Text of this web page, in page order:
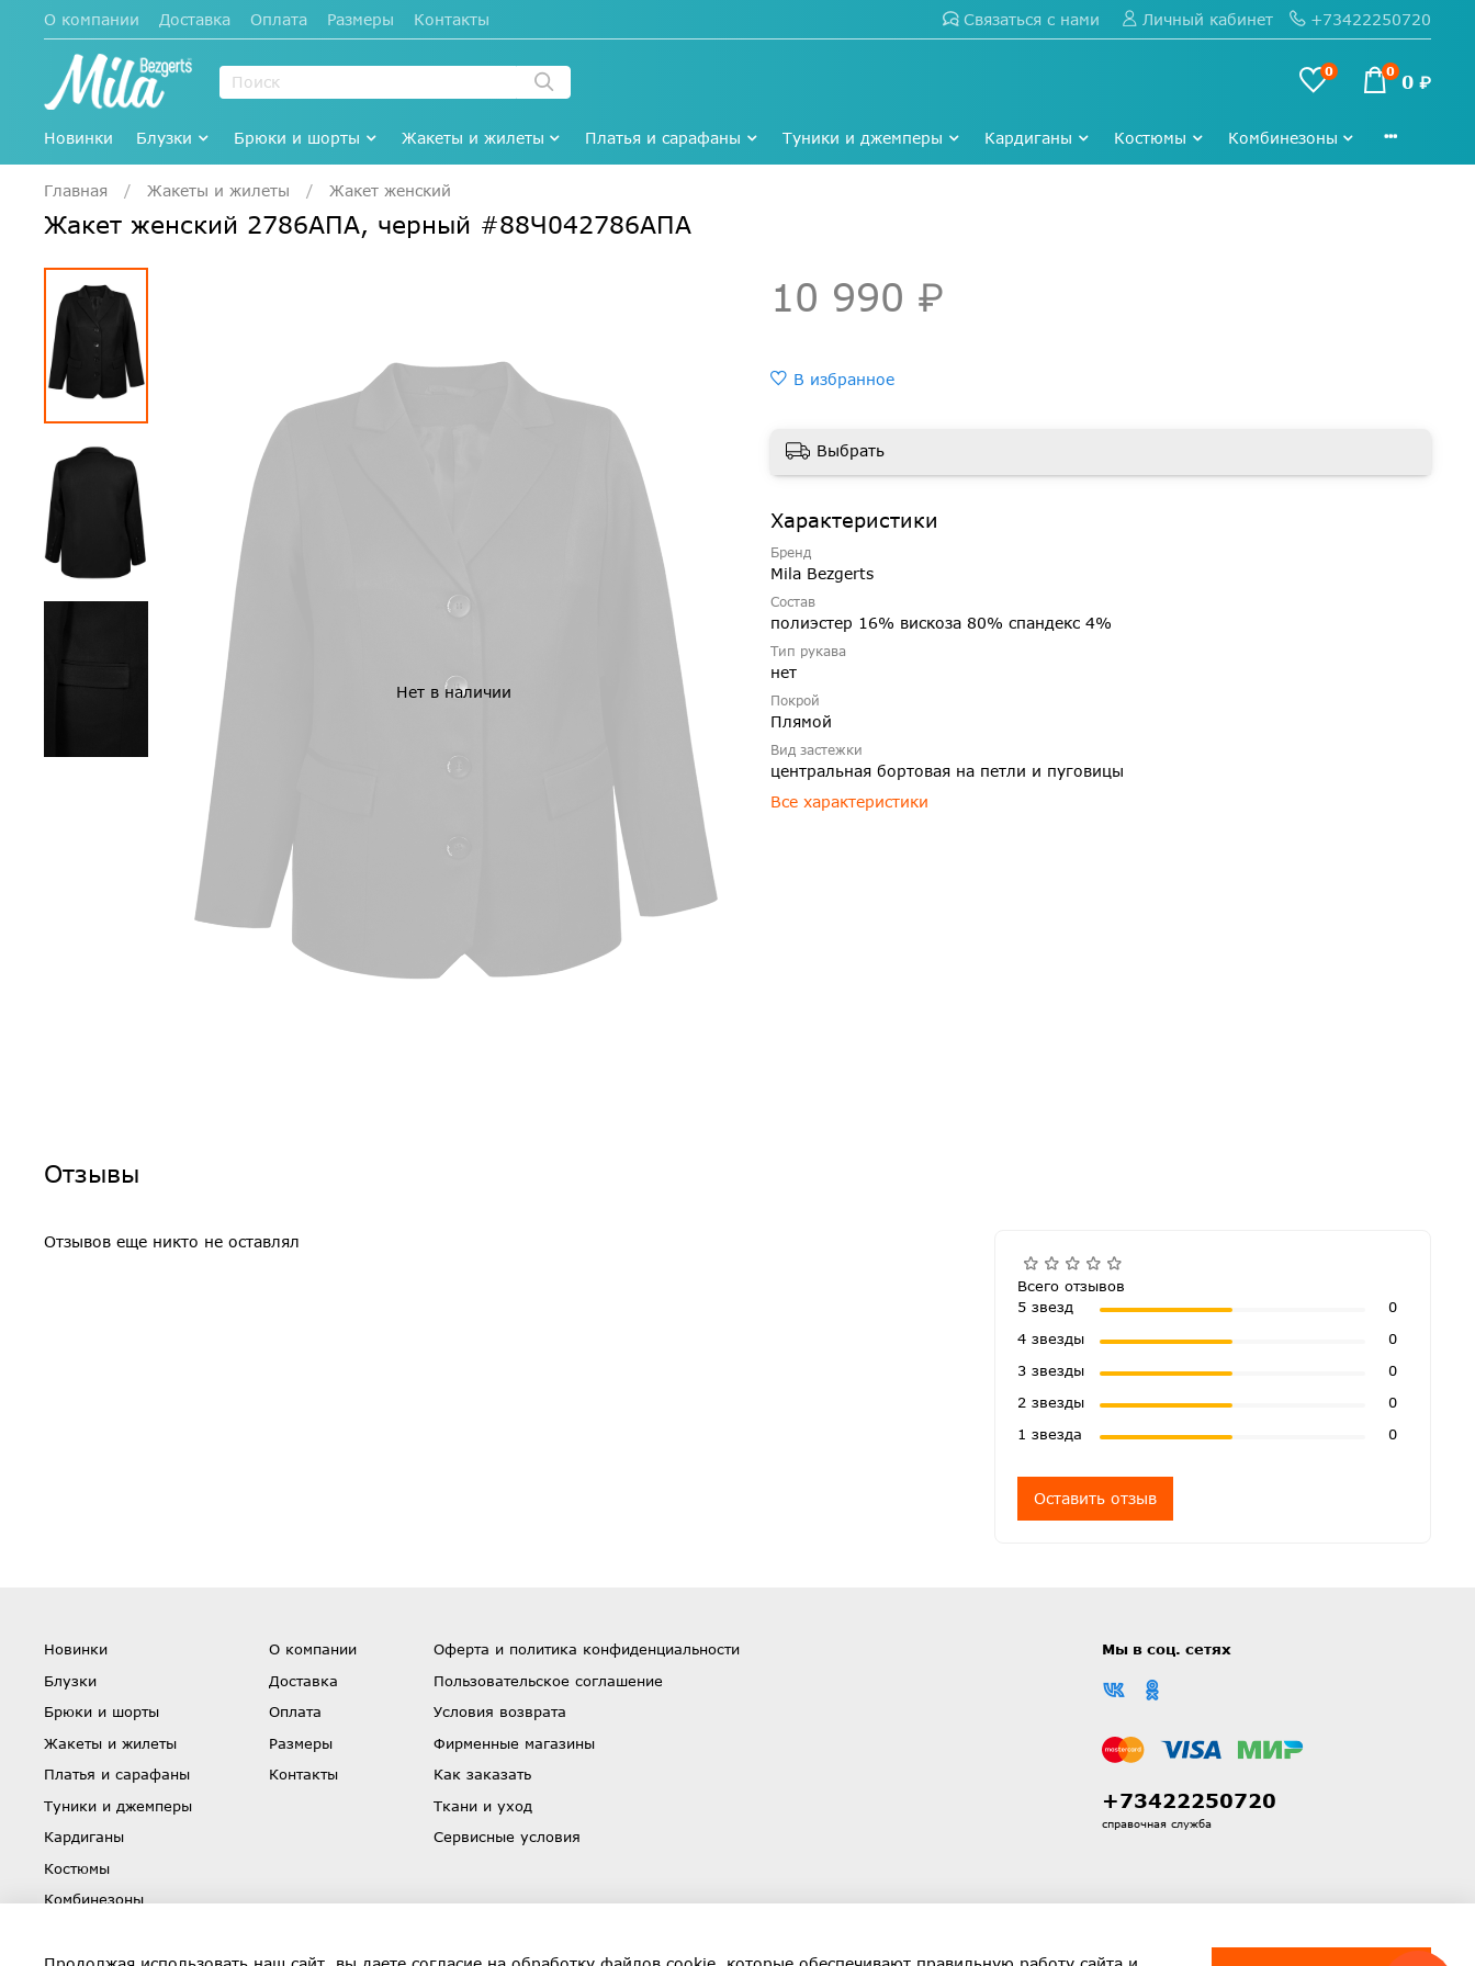
О компании Доставка Оплата Размеры Контакты Связаться с нами Личный кабинет +73422250720
0 0 0 ₽
Новинки Блузки Брюки и шорты Жакеты и жилеты Платья и сарафаны Туники и джемперы Кардиганы Костюмы Комбинезоны
Главная Жакеты и жилеты Жакет женский
Жакет женский 2786АПА, черный #88Ч042786АПА
Нет в наличии
10 990 ₽
В избранное
Выбрать
Характеристики
Бренд
Mila Bezgerts
Состав
полиэстер 16% вискоза 80% спандекс 4%
Тип рукава
нет
Покрой
Плямой
Вид застежки
центральная бортовая на петли и пуговицы
Все характеристики
Отзывы
Отзывов еще никто не оставлял
Всего отзывов
5 звезд
0
4 звезды
0
3 звезды
0
2 звезды
0
1 звезда
0
Оставить отзыв
Новинки
Блузки
Брюки и шорты
Жакеты и жилеты
Платья и сарафаны
Туники и джемперы
Кардиганы
Костюмы
Комбинезоны
Скидки
О компании
Доставка
Оплата
Размеры
Контакты
Оферта и политика конфиденциальности
Пользовательское соглашение
Условия возврата
Фирменные магазины
Как заказать
Ткани и уход
Сервисные условия
Мы в соц. сетях
+73422250720
справочная служба